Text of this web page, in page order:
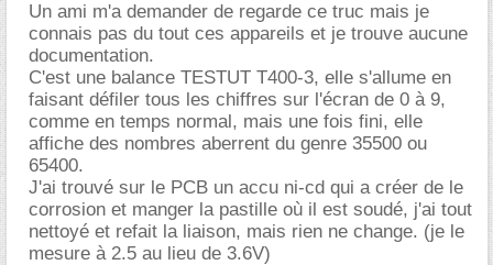
Un ami m'a demander de regarde ce truc mais je
connais pas du tout ces appareils et je trouve aucune
documentation.
C'est une balance TESTUT T400-3, elle s'allume en
faisant défiler tous les chiffres sur l'écran de 0 à 9,
comme en temps normal, mais une fois fini, elle
affiche des nombres aberrent du genre 35500 ou
65400.
J'ai trouvé sur le PCB un accu ni-cd qui a créer de le
corrosion et manger la pastille où il est soudé, j'ai tout
nettoyé et refait la liaison, mais rien ne change. (je le
mesure à 2.5 au lieu de 3.6V)